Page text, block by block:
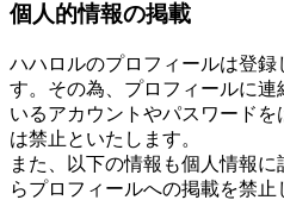
個人的情報の掲載
ハハロルのプロフィールは登録
す。その為、プロフィールに
いるアカウントやパスワード
は禁止といたします。
また、以下の情報も個人情報
らプロフィールへの掲載を禁止